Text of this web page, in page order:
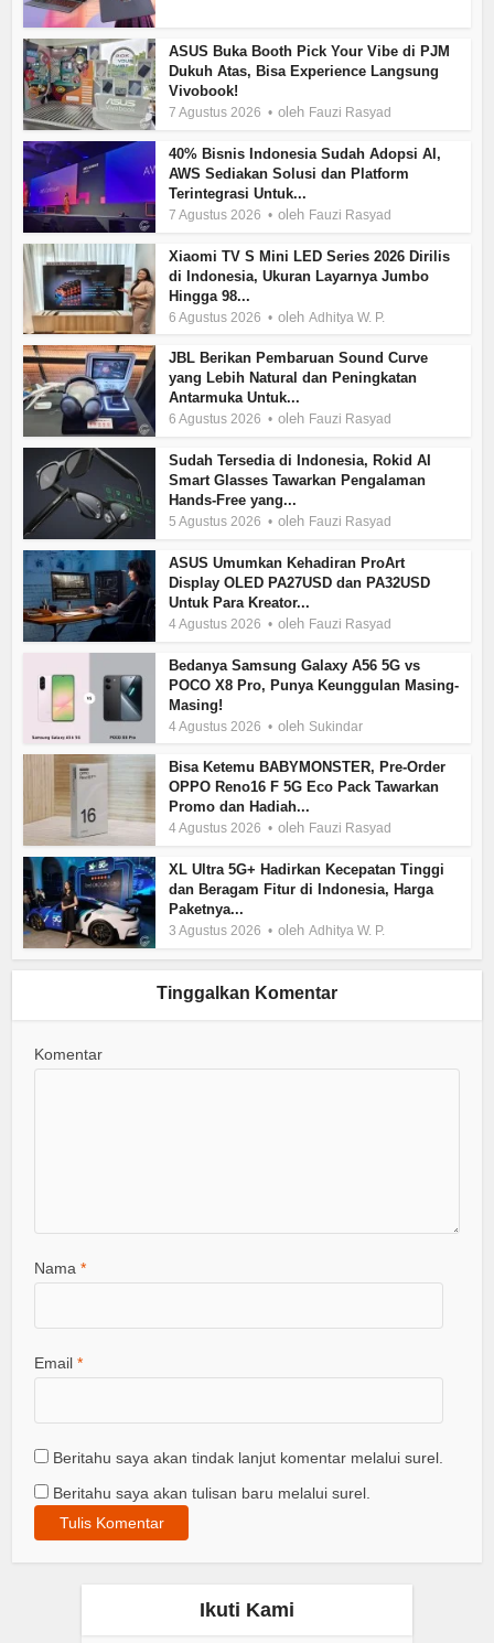
ASUS Buka Booth Pick Your Vibe di PJM
Dukuh Atas, Bisa Experience Langsung
Vivobook!
7 Agustus 2026 oleh Fauzi Rasyad
40% Bisnis Indonesia Sudah Adopsi AI,
AWS Sediakan Solusi dan Platform
Terintegrasi Untuk...
7 Agustus 2026 oleh Fauzi Rasyad
Xiaomi TV S Mini LED Series 2026 Dirilis
di Indonesia, Ukuran Layarnya Jumbo
Hingga 98...
6 Agustus 2026 olehAdhitya W. P.
JBL Berikan Pembaruan Sound Curve
yang Lebih Natural dan Peningkatan
Antarmuka Untuk...
6 Agustus 2026 oleh Fauzi Rasyad
Sudah Tersedia di Indonesia, Rokid AI
Smart Glasses Tawarkan Pengalaman
Hands-Free yang...
5 Agustus 2026 oleh Fauzi Rasyad
ASUS Umumkan Kehadiran ProArt
Display OLED PA27USD dan PA32USD
Untuk Para Kreator...
4 Agustus 2026 oleh Fauzi Rasyad
Bedanya Samsung Galaxy A56 5G vs
POCO X8 Pro, Punya Keunggulan Masing-
Masing!
4 Agustus 2026 oleh Sukindar
Bisa Ketemu BABYMONSTER, Pre-Order
OPPO Reno16 F 5G Eco Pack Tawarkan
Promo dan Hadiah...
4 Agustus 2026 oleh Fauzi Rasyad
XL Ultra 5G+ Hadirkan Kecepatan Tinggi
dan Beragam Fitur di Indonesia, Harga
Paketnya...
3 Agustus 2026 olehAdhitya W. P.
Tinggalkan Komentar
Komentar
Nama*
Email*
Beritahu saya akan tindak lanjut komentar melalui surel.
Beritahu saya akan tulisan baru melalui surel.
Ikuti Kami